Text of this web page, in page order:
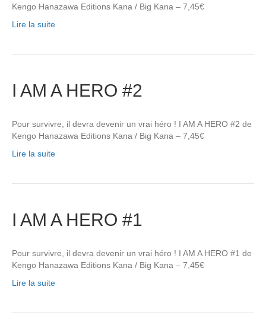
Kengo Hanazawa Editions Kana / Big Kana – 7,45€
Lire la suite
I AM A HERO #2
Pour survivre, il devra devenir un vrai héro ! I AM A HERO #2 de
Kengo Hanazawa Editions Kana / Big Kana – 7,45€
Lire la suite
I AM A HERO #1
Pour survivre, il devra devenir un vrai héro ! I AM A HERO #1 de
Kengo Hanazawa Editions Kana / Big Kana – 7,45€
Lire la suite